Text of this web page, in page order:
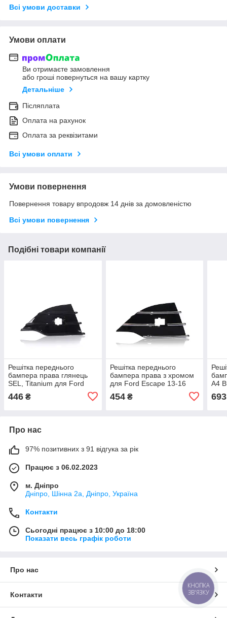
Всі умови доставки
Умови оплати
Ви отримаєте замовлення
або гроші повернуться на вашу картку
Детальніше
Післяплата
Оплата на рахунок
Оплата за реквізитами
Всі умови оплати
Умови повернення
Повернення товару впродовж 14 днів за домовленістю
Всі умови повернення
Подібні товари компанії
Решітка переднього
бампера права глянець
SEL, Titanium для Ford
(CJ5Z17E810BA)
446 ₴
Решітка переднього
бампера права з хромом
для Ford Escape 13-16
454₴
A4
693
Про нас
97% позитивних з 91 відгука за рік
Працює з 06.02.2023
м. Дніпро
Дніпро, Шінна 2а, Дніпро, Україна
Контакти
Сьогодні працює з 10:00 до 18:00
Показати весь графік роботи
Про нас
Контакти
КНОПКА
ЗВ'ЯЗКУ